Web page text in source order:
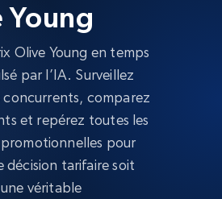
Olive Young en temps
par l’IA. Surveillez
concurrents, comparez
et repérez toutes les
pour
décision tarifaire soit
véritable